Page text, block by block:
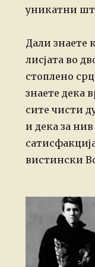
уникатни
Дали знаете
лисјата во
стоплено
знаете дека
сите чисти
и дека за
вистински